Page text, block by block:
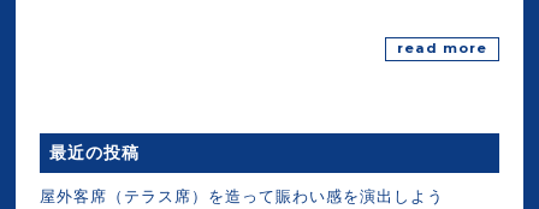
read more
最近の投稿
屋外客席（テラス席）を造って賑わい感を演出しよう